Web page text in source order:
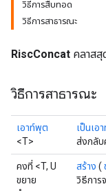
วิธีการสืบทอด
วิธีการสาธารณะ
RiscConcat คลาสสุ
วิธีการสาธารณะ
เอาท์พุต
<T>
เป็นเอ
ส่งกลับ
คงที่ <T, U
ขยาย
สร้าง (
วิธีการ